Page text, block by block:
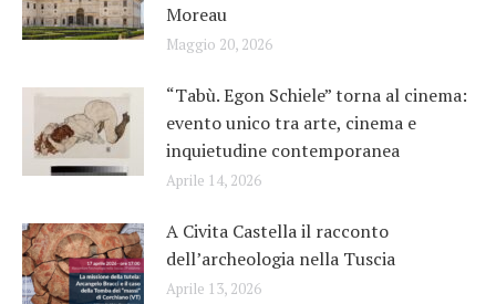
Moreau
Maggio 20, 2026
“Tabù. Egon Schiele” torna al cinema:
evento unico tra arte, cinema e
inquietudine contemporanea
Aprile 14, 2026
A Civita Castella il racconto
dell’archeologia nella Tuscia
Aprile 13, 2026